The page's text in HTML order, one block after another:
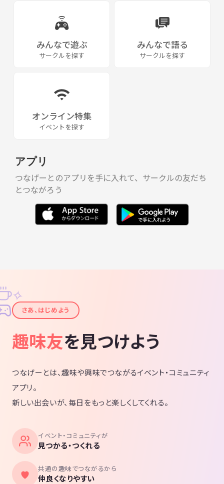
＜注意・お断り事項＞
はなく飲み会サークルなどへ行って下さい。
・他チームさんとのトラブルを避ける為、チームのかけもちはご遠慮下
さい。
【サークル設立の想い】
フットサル未経験者がスタートできるチームづくりを心がけます。
みんなで遊ぶ
サークルを探す
みんなで語る
サークルを探す
オンライン特集
イベントを探す
アプリ
つなげーとのアプリを手に入れて、サークルの友だち
とつながろう
✦
✧
さあ、はじめよう
趣味友を見つけよう
つなげーとは、趣味や興味でつながるイベント・コミュニティ
アプリ。
新しい出会いが、毎日をもっと楽しくしてくれる。
イベント・コミュニティが
見つかる・つくれる
共通の趣味でつながるから
仲良くなりやすい